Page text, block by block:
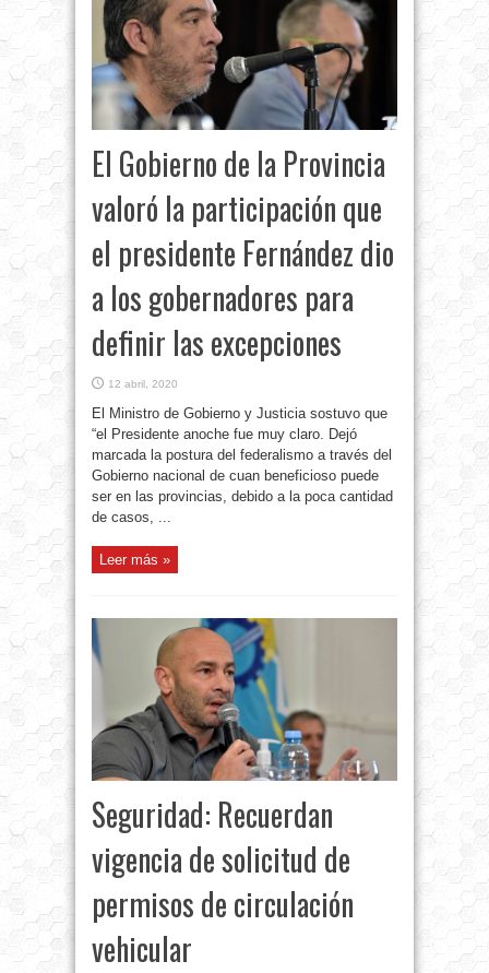
El Gobierno de la Provincia
valoró la participación que
el presidente Fernández dio
a los gobernadores para
definir las excepciones
12 abril, 2020
El Ministro de Gobierno y Justicia sostuvo que
“el Presidente anoche fue muy claro. Dejó
marcada la postura del federalismo a través del
Gobierno nacional de cuan beneficioso puede
ser en las provincias, debido a la poca cantidad
de casos, ...
Leer más »
Seguridad: Recuerdan
vigencia de solicitud de
permisos de circulación
vehicular